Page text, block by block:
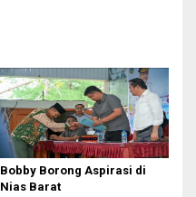
Bobby Borong Aspirasi di
Nias Barat